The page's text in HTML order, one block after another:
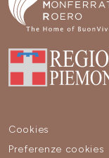
Cookies
Preferenze cookies